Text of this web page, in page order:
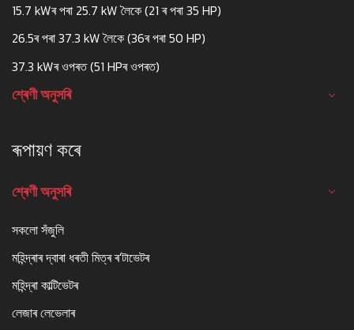
15.7 kWৰ পৰা 25.7 kW লৈকে (21 ৰ পৰা 35 HP)
26.5ৰ পৰা 37.3 kW লৈকে (36ৰ পৰা 50 HP)
37.3 kWৰ ওপৰত (51 HPৰ ওপৰত)
শ্ৰেণী অনুসৰি
ৰূপায়ণ কৰে
শ্ৰেণী অনুসৰি
সকলো সঁজুলি
মহিন্দ্ৰাৰ দ্বাৰা ধৰতী মিত্ৰ ৰ'টাভেটৰ
মহিন্দ্ৰা কাল্টিভেটৰ
লেজাৰ লেভেলাৰ